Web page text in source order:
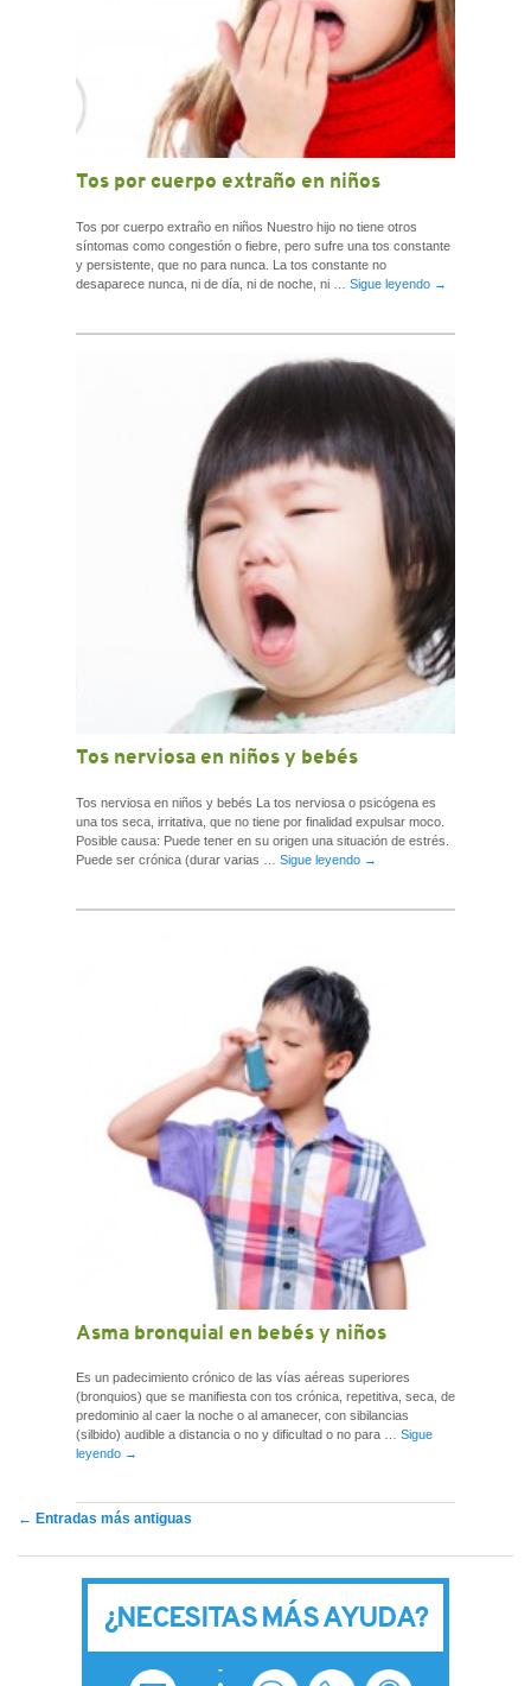
Tos por cuerpo extraño en niños
Tos por cuerpo extraño en niños Nuestro hijo no tiene otros
síntomas como congestión o fiebre, pero sufre una tos constante
y persistente, que no para nunca. La tos constante no
desaparece nunca, ni de día, ni de noche, ni … Sigue leyendo →
Tos nerviosa en niños y bebés
Tos nerviosa en niños y bebés La tos nerviosa o psicógena es
una tos seca, irritativa, que no tiene por finalidad expulsar moco.
Posible causa: Puede tener en su origen una situación de estrés.
Puede ser crónica (durar varias … Sigue leyendo →
Asma bronquial en bebés y niños
Es un padecimiento crónico de las vías aéreas superiores
(bronquios) que se manifiesta con tos crónica, repetitiva, seca, de
predominio al caer la noche o al amanecer, con sibilancias
(silbido) audible a distancia o no y dificultad o no para … Sigue
leyendo →
Navegación
entradas
← Entradas más antiguas
¿NECESITAS MÁS AYUDA?